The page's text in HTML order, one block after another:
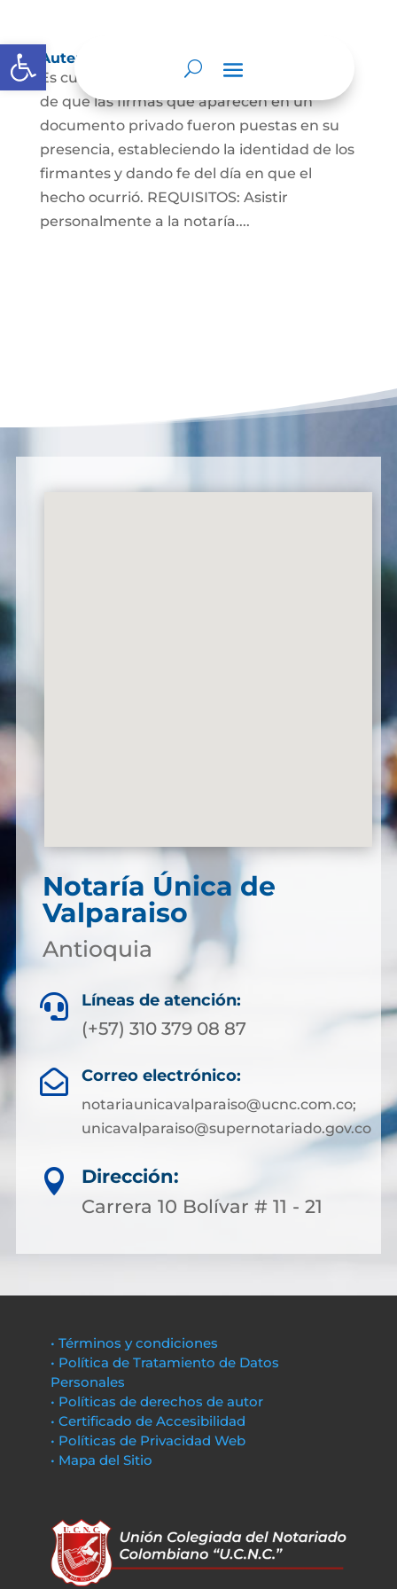
Abrir barra de herramientas
Autenticaciones
Es cuando el notario da testimonio escrito
de que las firmas que aparecen en un
documento privado fueron puestas en su
presencia, estableciendo la identidad de los
firmantes y dando fe del día en que el
hecho ocurrió. REQUISITOS: Asistir
personalmente a la notaría....
Notaría Única de
Valparaiso
Antioquia
 Líneas de atención:
(+57) 310 379 08 87
 Correo electrónico:
notariaunicavalparaiso@ucnc.com.co;
unicavalparaiso@supernotariado.gov.co

Dirección:
Carrera 10 Bolívar # 11 - 21
• Términos y condiciones
• Política de Tratamiento de Datos
Personales
• Políticas de derechos de autor
• Certificado de Accesibilidad
• Políticas de Privacidad Web
• Mapa del Sitio